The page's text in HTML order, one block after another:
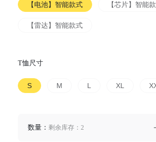
【电池】智能款式 【芯片】智能
【雷达】智能款式
T恤尺寸
S M L XL
数量： 剩余库存：2